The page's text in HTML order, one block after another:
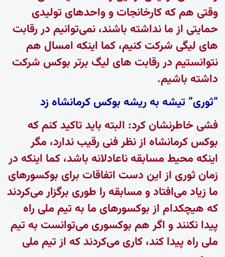
وقتی هم که کارخانجات و واحدهای تولیدی
حمایتی از ما نداشته باشند، نمی‌توانیم در رقابت
های لیگی شرکت کنیم، کما اینکه امسال هم
نتوانستیم در رقابت های لیگ برتر بوکس شرکت
داشته باشیم.
“ثوری” تیشه به ریشه بوکس کرمانشاه زد
فشی خاطرنشان کرد: البته باید تاکید کنم که
بوکس کرمانشاه از نظر فنی رقیب ندارد، مگر
اینکه محیط مسابقه ناعادلانه باشد، کما اینکه در
زمان ثوری از این دست اتفاقات برای بوکسورهای
ما زیاد می‌افتاد و مسابقه را طوری برگزار می‌کردند
که هیچکدام از بوکسورهای ما به تیم ملی راه
پیدا نکنند و اگر هم بوکسوری می‌توانست به تیم
ملی راه پیدا کند، کاری می‌کردند که از تیم ملی